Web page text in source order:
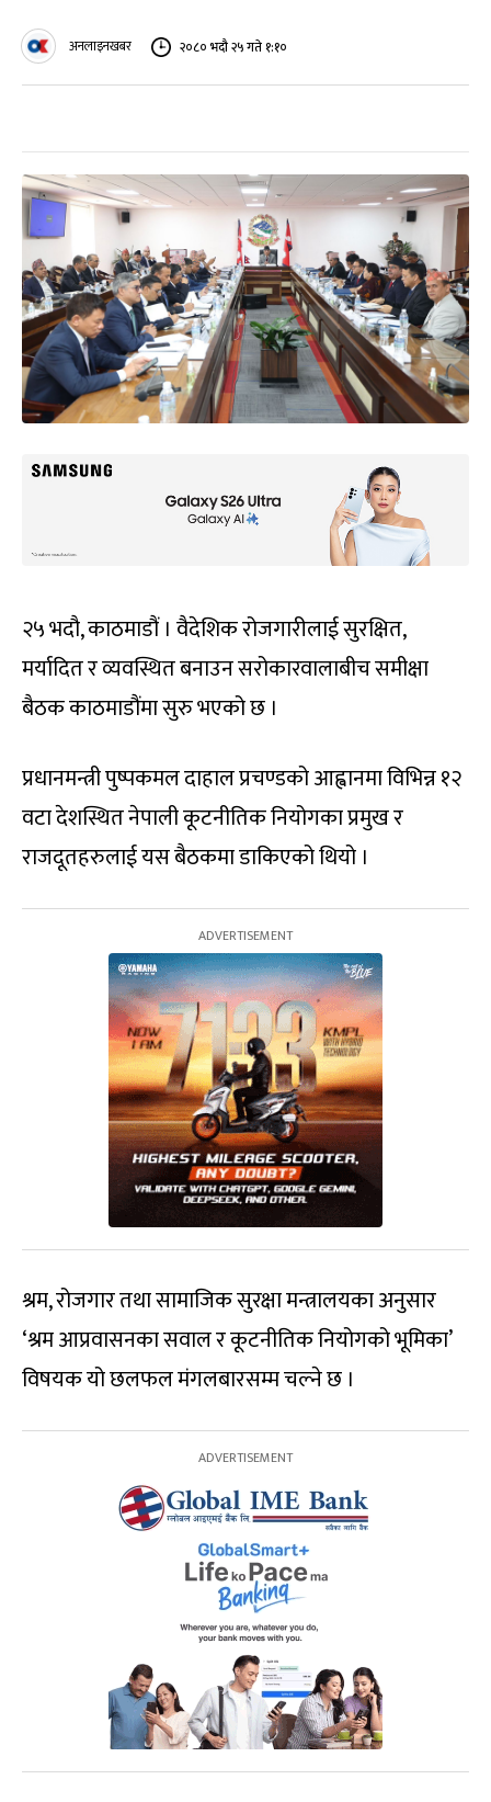
अनलाइनखबर २०८० भदौ २५ गते १:१०
२५ भदौ, काठमाडौं । वैदेशिक रोजगारीलाई सुरक्षित,
मर्यादित र व्यवस्थित बनाउन सरोकारवालाबीच समीक्षा
बैठक काठमाडौंमा सुरु भएको छ ।
प्रधानमन्त्री पुष्पकमल दाहाल प्रचण्डको आह्वानमा विभिन्न १२
वटा देशस्थित नेपाली कूटनीतिक नियोगका प्रमुख र
राजदूतहरुलाई यस बैठकमा डाकिएको थियो ।
श्रम, रोजगार तथा सामाजिक सुरक्षा मन्त्रालयका अनुसार
‘श्रम आप्रवासनका सवाल र कूटनीतिक नियोगको भूमिका’
विषयक यो छलफल मंगलबारसम्म चल्ने छ ।